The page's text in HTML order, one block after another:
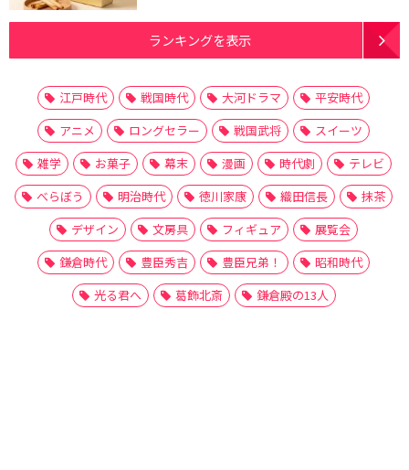
ランキングを表示
江戸時代 戦国時代 大河ドラマ
平安時代
アニメ
ロングセラー 戦国武将
スイーツ
雑学
お菓子 幕末 漫画 時代劇
テレビ
べらぼう
明治時代 徳川家康 織田信長
抹茶
デザイン
文房具 フィギュア
展覧会
鎌倉時代
豊臣秀吉 豊臣兄弟！
昭和時代
光る君へ
葛飾北斎 鎌倉殿の13人